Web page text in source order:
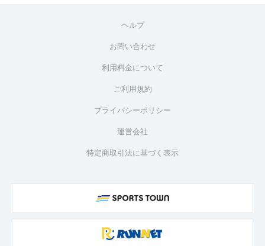
ヘルプ
お問い合わせ
利用料金について
ご利用規約
プライバシーポリシー
運営会社
特定商取引法に基づく表示